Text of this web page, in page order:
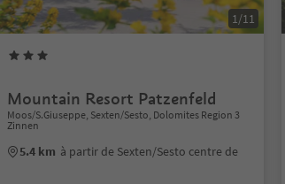
1/11
Mountain Resort Patzenfeld
Moos/S.Giuseppe, Sexten/Sesto, Dolomites Region 3
Zinnen
5.4 km à partir de Sexten/Sesto centre de